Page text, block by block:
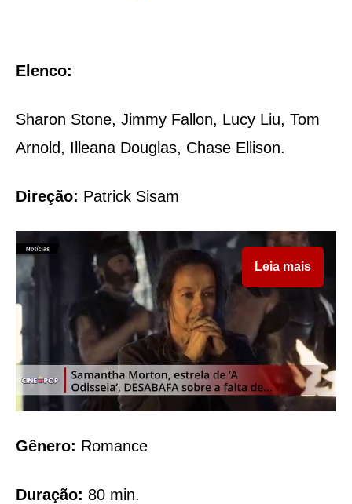
Elenco:
Sharon Stone, Jimmy Fallon, Lucy Liu, Tom
Arnold, Illeana Douglas, Chase Ellison.
Direção: Patrick Sisam
Leia mais
Gênero: Romance
Duração: 80 min.